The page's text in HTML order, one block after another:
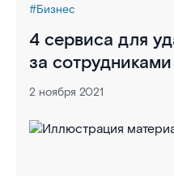
#Бизнес
4 сервиса для
за сотрудниками
2 ноября 2021